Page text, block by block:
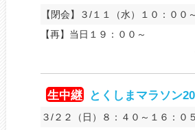
【閉会】３/１１（水）１０：００～
【再】当日１９：００～
生中継 とくしまマラソン
３/２２（日）８：４０～１６：０５